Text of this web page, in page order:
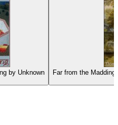
by Unknown
Far from the